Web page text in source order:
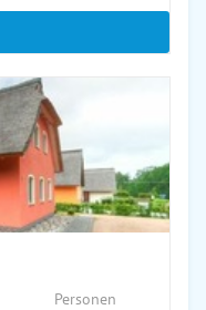
Personen